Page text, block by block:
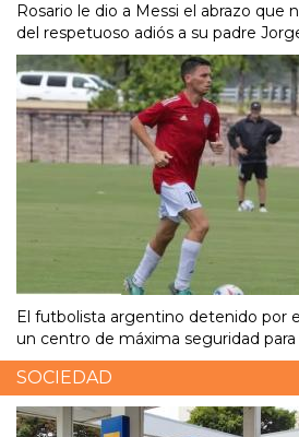
Rosario le dio a Messi el abrazo que
del respetuoso adiós a su padre
El futbolista argentino detenido por
un centro de máxima seguridad
SOCIEDAD